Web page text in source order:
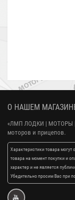
О НАШЕМ
«ЛМП ЛОДКИ | МОТОРЫ
моторов и прицепов.
Характеристики товара могут
товара на момент покупки и
характер и не является
Убедительно просим Вас при